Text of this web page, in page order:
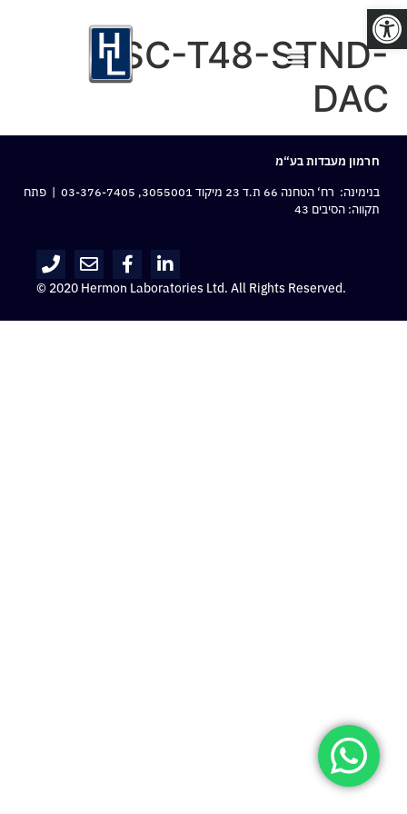
פתח סרגל נגישות
NSC-T48-STND-
DAC
חרמון מעבדות בע“מ
בנימינה: רח‘ הטחנה 66 ת.ד 23 מיקוד 3055001,
03-376-7405 | פתח
תקווה: הסיבים 43
© 2020 Hermon Laboratories Ltd. All Rights Reserved.